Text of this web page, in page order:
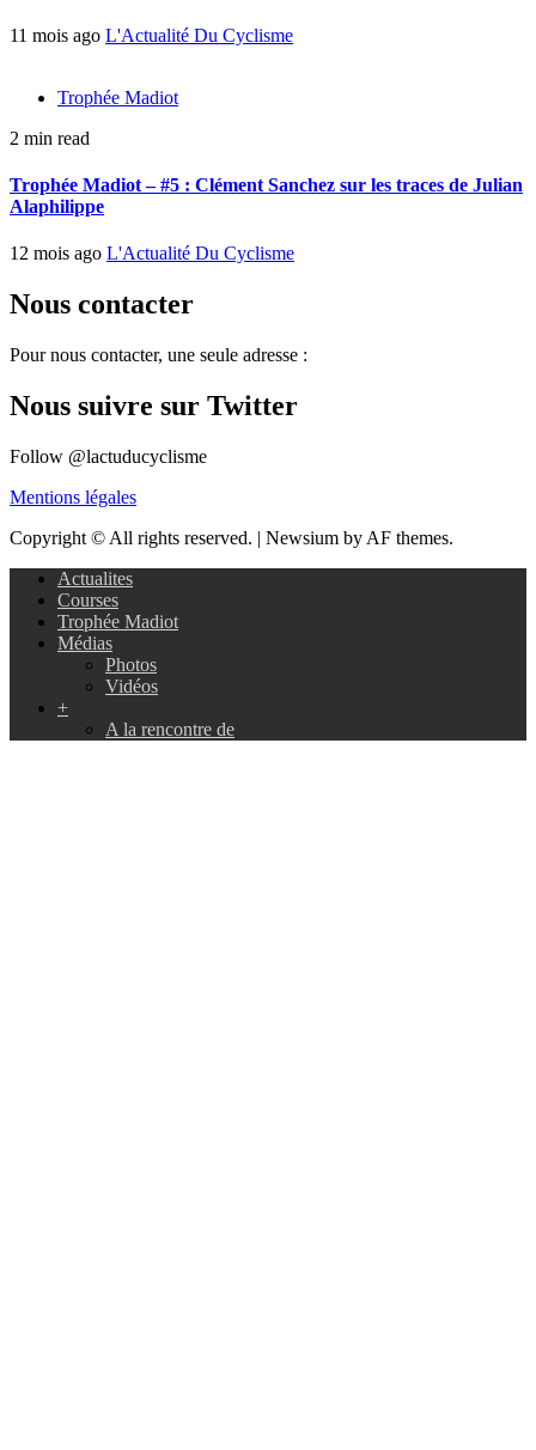
11 mois ago L'Actualité Du Cyclisme
Trophée Madiot
2 min read
Trophée Madiot – #5 : Clément Sanchez sur les traces de Julian
Alaphilippe
12 mois ago L'Actualité Du Cyclisme
Nous contacter
Pour nous contacter, une seule adresse :
Nous suivre sur Twitter
Follow @lactuducyclisme
Mentions légales
Copyright © All rights reserved. | Newsium by AF themes.
Actualites
Courses
Trophée Madiot
Médias
Photos
Vidéos
+
A la rencontre de